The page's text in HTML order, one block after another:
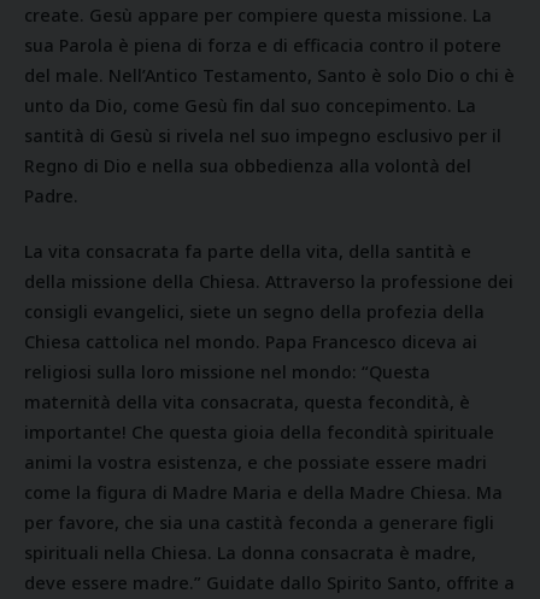
create. Gesù appare per compiere questa missione. La
sua Parola è piena di forza e di efficacia contro il potere
del male. Nell’Antico Testamento, Santo è solo Dio o chi è
unto da Dio, come Gesù fin dal suo concepimento. La
santità di Gesù si rivela nel suo impegno esclusivo per il
Regno di Dio e nella sua obbedienza alla volontà del
Padre.
La vita consacrata fa parte della vita, della santità e
della missione della Chiesa. Attraverso la professione dei
consigli evangelici, siete un segno della profezia della
Chiesa cattolica nel mondo. Papa Francesco diceva ai
religiosi sulla loro missione nel mondo: “Questa
maternità della vita consacrata, questa fecondità, è
importante! Che questa gioia della fecondità spirituale
animi la vostra esistenza, e che possiate essere madri
come la figura di Madre Maria e della Madre Chiesa. Ma
per favore, che sia una castità feconda a generare figli
spirituali nella Chiesa. La donna consacrata è madre,
deve essere madre.” Guidate dallo Spirito Santo, offrite a